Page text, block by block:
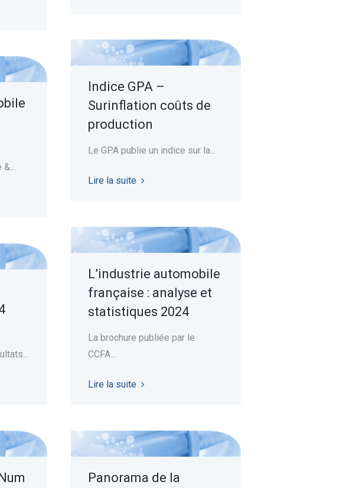
Indice GPA –
Surinflation coûts de
production
Le GPA publie un indice sur la...
Lire la suite
L’industrie automobile
française : analyse et
statistiques 2024
La brochure publiée par le
CCFA...
Lire la suite
Panorama de la